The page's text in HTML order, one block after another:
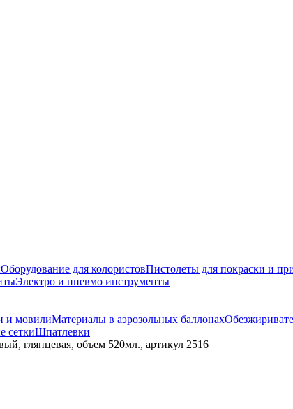
Оборудование для колористовПистолеты для покраски и
Электро и пневмо инструменты
и мовилиМатериалы в аэрозольных баллонах
сеткиШпатлевки
глянцевая, объем 520мл., артикул 2516